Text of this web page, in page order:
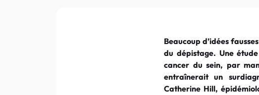
Beaucoup d’idées
du dépistage. Une
cancer du sein, par
entraînerait un
Catherine Hill,